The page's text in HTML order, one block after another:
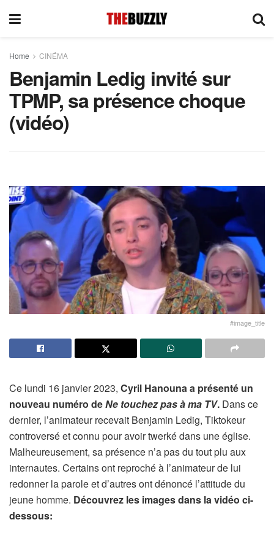
Home CINÉMA
Benjamin Ledig invité sur
TPMP, sa présence choque
(vidéo)
#image_title
Ce lundi 16 janvier 2023, Cyril Hanouna a présenté un
nouveau numéro deNe touchez pas à ma TV. Dans ce
dernier, l’animateur recevait Benjamin Ledig, Tiktokeur
controversé et connu pour avoir twerké dans une église.
Malheureusement, sa présence n’a pas du tout plu aux
internautes. Certains ont reproché à l’animateur de lui
redonner la parole et d’autres ont dénoncé l’attitude du
jeune homme. Découvrez les images dans la vidéo ci-
dessous: